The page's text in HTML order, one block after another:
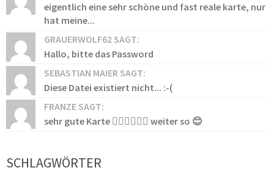
eigentlich eine sehr schöne und fast reale karte, nur
hat meine...
GRAUERWOLF62 SAGT:
Hallo, bitte das Password
SEBASTIAN MAIER SAGT:
Diese Datei existiert nicht... :-(
FRANZE SAGT:
sehr gute Karte 👍🏻👍🏻👍🏻 weiter so 😊
SCHLAGWÖRTER